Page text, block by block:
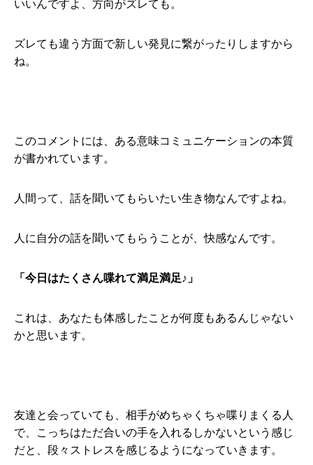
いいんですよ、方向がズレても。
ズレても違う方面で新しい発見に繋がったりしますから
ね。
このコメントには、ある意味コミュニケーションの本質
が書かれています。
人間って、話を聞いてもらいたい生き物なんですよね。
人に自分の話を聞いてもらうことが、快感なんです。
「今日はたくさん喋れて満足満足♪」
これは、あなたも体感したことが何度もあるんじゃない
かと思います。
友達と会っていても、相手がめちゃくちゃ喋りまくる人
で、こっちはただ合いの手を入れるしかないという感じ
だと、段々ストレスを感じるようになっていきます。